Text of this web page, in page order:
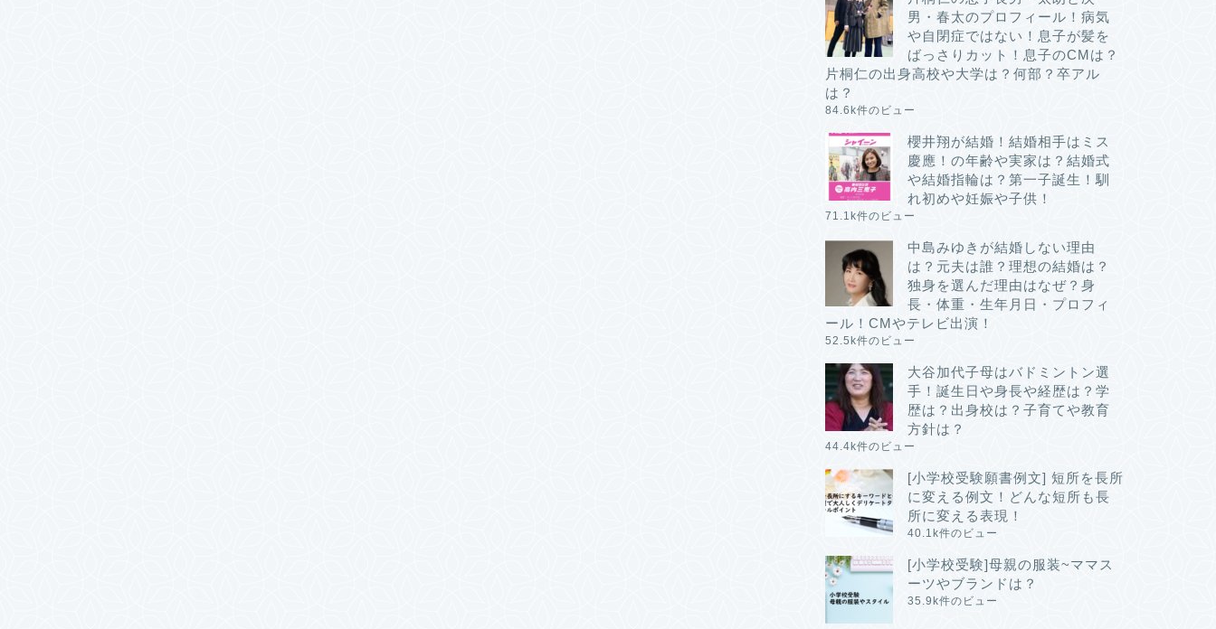
男・春太のプロフィール！病気
や自閉症ではない！息子が髪を
ばっさりカット！息子のCMは？
片桐仁の出身高校や大学は？何部？卒アル
は？
84.6k件のビュー
櫻井翔が結婚！結婚相手はミス
慶應！の年齢や実家は？結婚式
や結婚指輪は？第一子誕生！馴
れ初めや妊娠や子供！
71.1k件のビュー
中島みゆきが結婚しない理由
は？元夫は誰？理想の結婚は？
独身を選んだ理由はなぜ？身
長・体重・生年月日・プロフィ
ール！CMやテレビ出演！
52.5k件のビュー
大谷加代子母はバドミントン選
手！誕生日や身長や経歴は？学
歴は？出身校は？子育てや教育
方針は？
44.4k件のビュー
[小学校受験願書例文] 短所を長所
に変える例文！どんな短所も長
所に変える表現！
40.1k件のビュー
[小学校受験]母親の服装~ママス
ーツやブランドは？
35.9k件のビュー